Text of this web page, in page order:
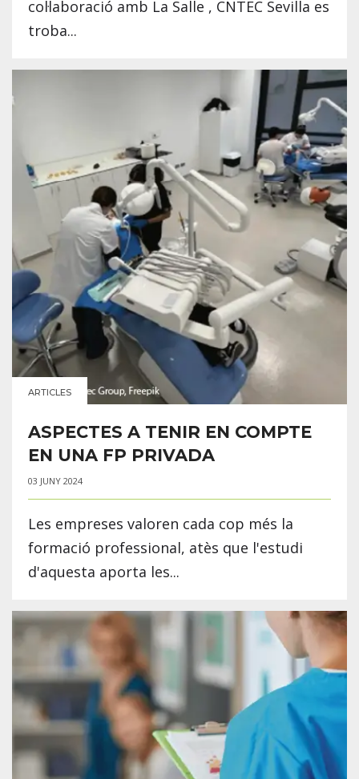
col·laboració amb La Salle , CNTEC Sevilla es
troba...
ARTICLES
ASPECTES A TENIR EN COMPTE
EN UNA FP PRIVADA
03 JUNY 2024
Les empreses valoren cada cop més la
formació professional, atès que l'estudi
d'aquesta aporta les...